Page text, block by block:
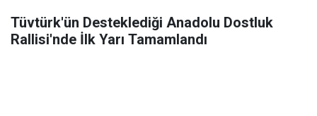
Tüvtürk'ün Desteklediği Anadolu Dostluk
Rallisi'nde İlk Yarı Tamamlandı